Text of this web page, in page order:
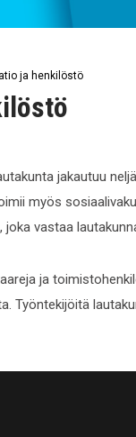
ja henkilöstö
jakautuu
myös
vastaa
ja
Työntekijöitä